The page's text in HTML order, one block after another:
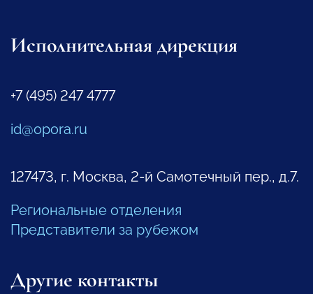
Исполнительная дирекция
+7 (495) 247 4777
id@opora.ru
127473, г. Москва, 2-й Самотечный пер., д.7.
Региональные отделения
Представители за рубежом
Другие контакты